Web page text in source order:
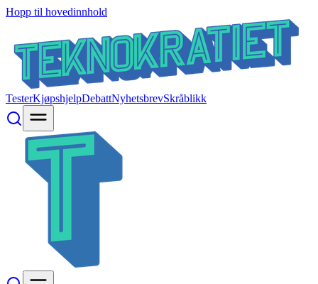
Hopp til hovedinnhold
TesterKjøpshjelpDebattNyhetsbrevSkråblikk